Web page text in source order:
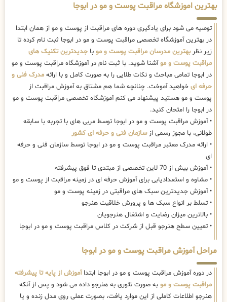
بهترین اموزشگاه مراقبت پوست و مو در ابوجا
توصیه می شود برای یادگیری دوره های مراقبت از پوست و مو از همان ابتدا
در بهترین آموزشگاه تخصصی مراقبت پوست و مو در ابوجا ثبت نام کرده تا
زیر نظربهترین مدرسان مراقبت پوست و مو با جدیدترین تکنیک های
مراقبت پوست و موآشنا شوید. با ثبت نام در آموزشگاه مراقبت پوست و مو
در ابوجا تمامی مباحث و نکات طلایی را به صورت کامل و با ارائه مدرک فنی و
حرفه ای خواهید آموخت. چنانچه شما هم مشتاق به آموزش مراقبت از
پوست و مو هستید پیشنهاد می کنم آموزشگاه تخصصی مراقبت پوست و مو
در ابوجا را امتحان کنید.
• آموزش مراقبت پوست و مو در ابوجا توسط مربی های با تجربه با سابقه
طولانی، با مجوز رسمی ازسازمان فنی و حرفه ای کشور
• ارائه مدرک معتبر مراقبت پوست و مو در ابوجا توسط سازمان فنی و حرفه
ای
• آموزش بیش از 70 لاین تخصصی از مبتدی تا فوق پیشرفته
• مشاوه و استعدادیابی برای آموزش حرفه ای در زمینه مراقبت از پوست و مو
• آموزش جدیدترین سبک های مراقبتی در زمینه پوست و مو
• تسلط بر انواع سبک ها و پرورش خلاقیت هنرجو
• بالاترین میزان رضایت و اشتغال هنرجویان
• تعیین سطح هنرجو قبل از شرکت در کلاس مراقبت پوست و مو در ابوجا
مراحل آموزش مراقبت پوست و مو در ابوجا
در دوره آموزش مراقبت پوست و مو در ابوجا ابتداآموزش از پایه تا پیشرفته
مراقبت پوست و مو به صورت تئوری به هنرجو داده می شود و پس از آنکه
هنرجو اطلاعات کاملی از این موارد یافت، بصورت عملی روی مدل زنده و یا